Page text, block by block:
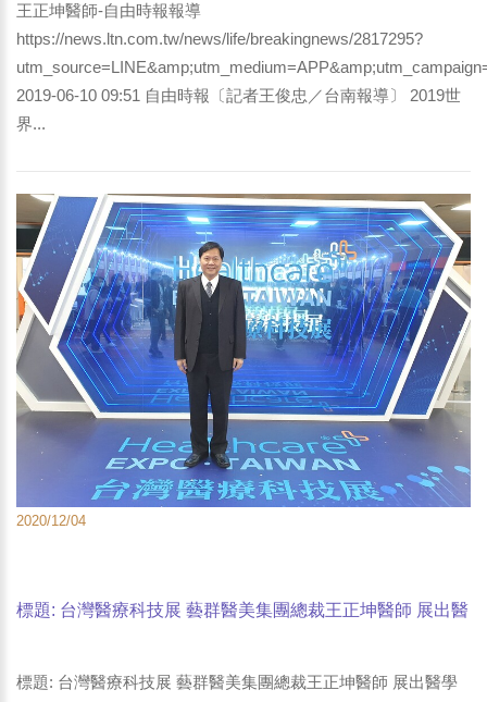
王正坤醫師-自由時報報導
https://news.ltn.com.tw/news/life/breakingnews/2817295?
2019-06-10 09:51 自由時報〔記者王俊忠／台南報導〕 2019世
界...
2020/12/04
標題: 台灣醫療科技展 藝群醫美集團總裁王正坤醫師 展出醫
標題: 台灣醫療科技展 藝群醫美集團總裁王正坤醫師 展出醫學